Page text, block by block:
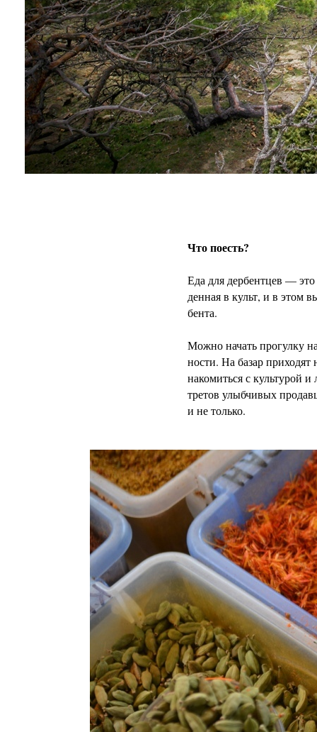
Что поесть?
Еда для дербентцев —
денная в культ, и в этом
бента.
Можно начать прогулку
ности. На базар
накомиться с культурой
третов улыбчивых
и не только.